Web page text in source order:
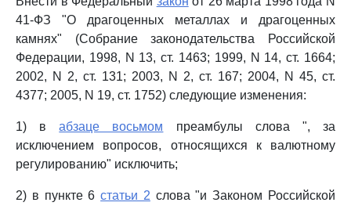
41-ФЗ "О драгоценных металлах и драгоценных
камнях" (Собрание законодательства Российской
Федерации, 1998, N 13, ст. 1463; 1999, N 14, ст. 1664;
2002, N 2, ст. 131; 2003, N 2, ст. 167; 2004, N 45, ст.
4377; 2005, N 19, ст. 1752) следующие изменения:
1) вабзаце восьмом преамбулы слова ", за
исключением вопросов, относящихся к валютному
регулированию" исключить;
2) в пункте 6статьи 2 слова "и Законом Российской